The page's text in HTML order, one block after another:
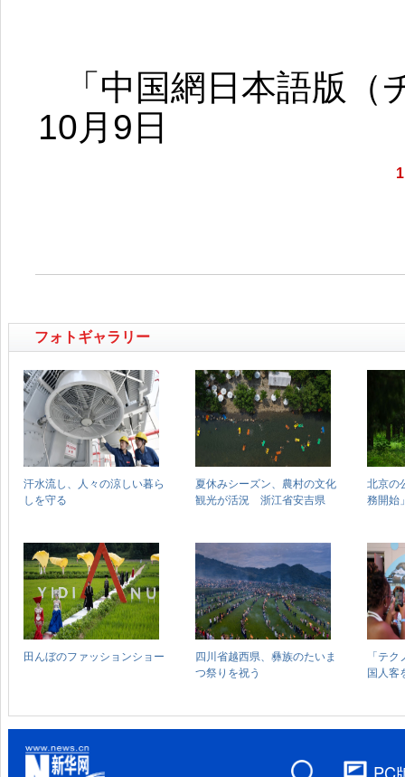
「中国網日本語版
10月9日
1